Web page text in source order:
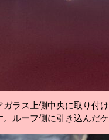
ガラス上側中央に取り付
。ルーフ側に引き込んだ